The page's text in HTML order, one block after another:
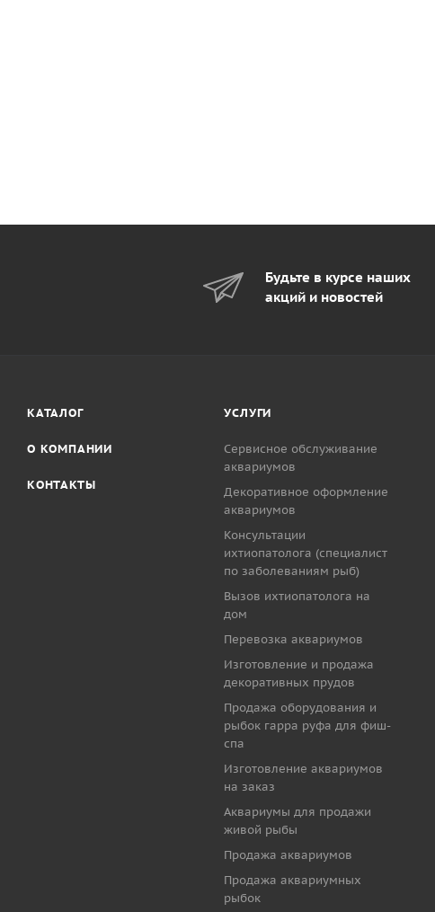
Будьте в курсе наших
акций и новостей
КАТАЛОГ
О КОМПАНИИ
КОНТАКТЫ
УСЛУГИ
Сервисное обслуживание
аквариумов
Декоративное оформление
аквариумов
Консультации
ихтиопатолога (специалист
по заболеваниям рыб)
Вызов ихтиопатолога на
дом
Перевозка аквариумов
Изготовление и продажа
декоративных прудов
Продажа оборудования и
рыбок гарра руфа для фиш-
спа
Изготовление аквариумов
на заказ
Аквариумы для продажи
живой рыбы
Продажа аквариумов
Продажа аквариумных
рыбок